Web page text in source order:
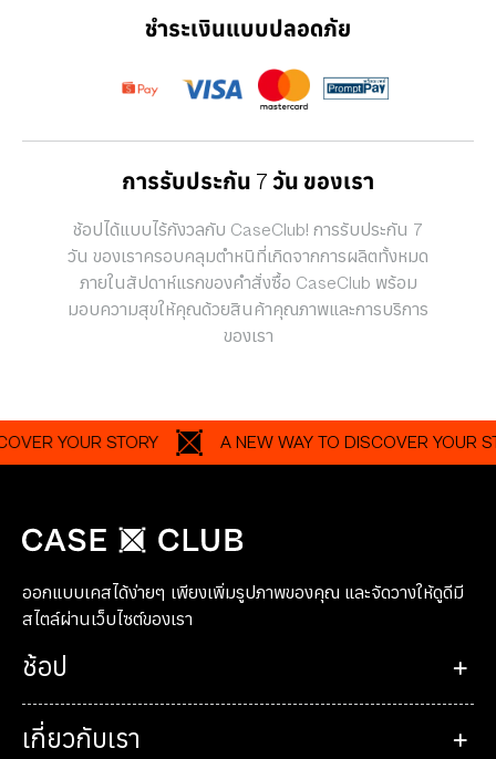
ชำระเงินแบบปลอดภัย
การรับประกัน 7 วัน ของเรา
ช้อปได้แบบไร้กังวลกับ CaseClub! การรับประกัน 7
วัน ของเราครอบคลุมตำหนิที่เกิดจากการผลิตทั้งหมด
ภายในสัปดาห์แรกของคำสั่งซื้อ CaseClub พร้อม
มอบความสุขให้คุณด้วยสินค้าคุณภาพและการบริการ
ของเรา
YOUR STORY A NEW WAY TO DISCOVER YOUR STORY
ออกแบบเคสได้ง่ายๆ เพียงเพิ่มรูปภาพของคุณ และจัดวางให้ดูดีมี
สไตล์ผ่านเว็บไซต์ของเรา
ช้อป
เกี่ยวกับเรา